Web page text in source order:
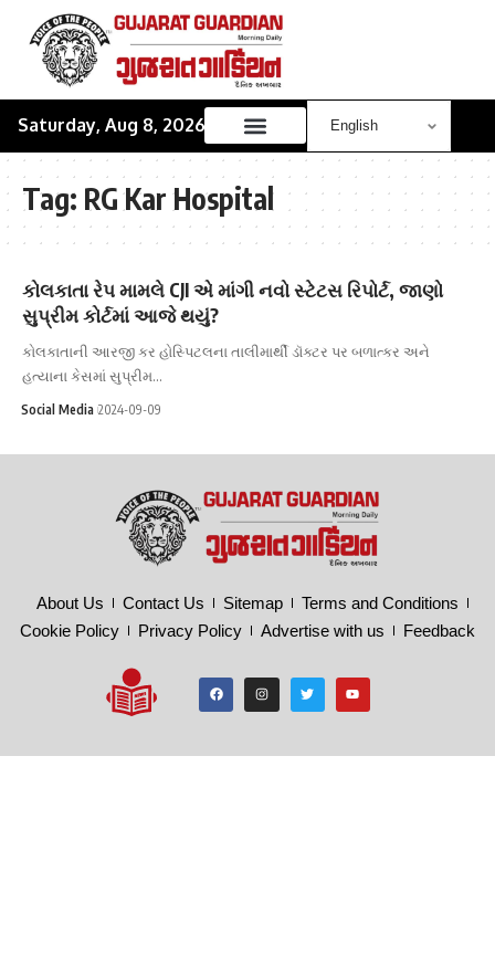
Saturday, Aug 8, 2026
Tag: RG Kar Hospital
કોલકાતા રેપ મામલે CJI એ માંગી નવો સ્ટેટસ રિપોર્ટ, જાણો
સુપ્રીમ કોર્ટમાં આજે થયું?
કોલકાતાની આરજી કર હોસ્પિટલના તાલીમાર્થી ડૉક્ટર પર બળાત્કર અને
હત્યાના કેસમાં સુપ્રીમ…
Social Media 2024-09-09
About Us Contact Us Sitemap
Terms and Conditions
Cookie Policy
Privacy Policy Advertise with us Feedback